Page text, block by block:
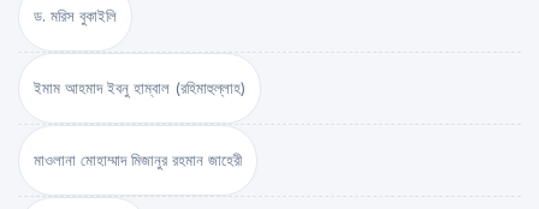
ড. মরিস বুকাইলি
ইমাম আহমাদ ইবনু হাম্বাল (রহিমাহুল্লাহ)
মাওলানা মোহাম্মাদ মিজানুর রহমান জাহেরী